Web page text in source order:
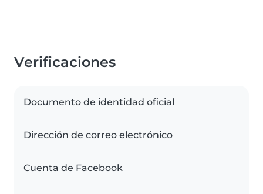
Verificaciones
Documento de identidad oficial
Dirección de correo electrónico
Cuenta de Facebook